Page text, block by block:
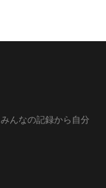
みんなの記録から自分